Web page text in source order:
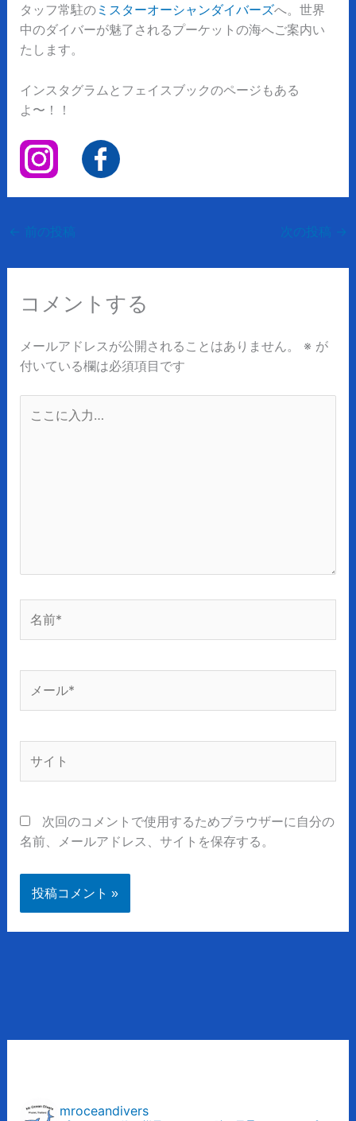
タッフ常駐のミスターオーシャンダイバーズへ。世界
中のダイバーが魅了されるプーケットの海へご案内い
たします。
インスタグラムとフェイスブックのページもある
よ〜！！
← 前の投稿 次の投稿 →
コメントする
メールアドレスが公開されることはありません。 ※ が
付いている欄は必須項目です
前
*
次回のコメントで使用するためブラウザーに自分の
名前、メールアドレス、サイトを保存する。
mroceandivers
カ